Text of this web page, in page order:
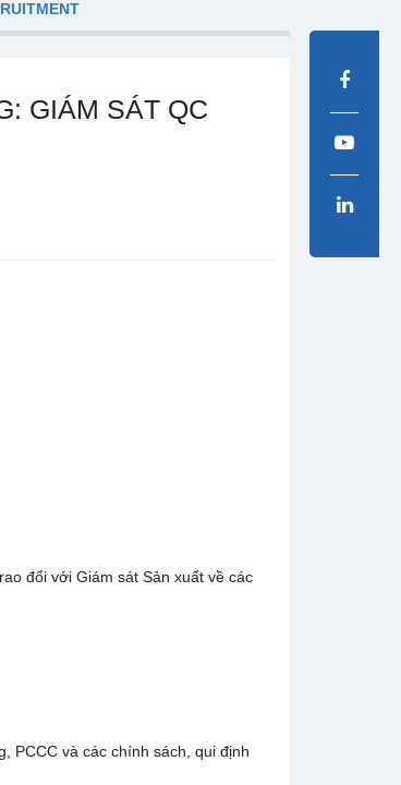
GIÁM SÁT QC
đổi với Giám sát Sản xuất về các
PCCC và các chính sách, qui định